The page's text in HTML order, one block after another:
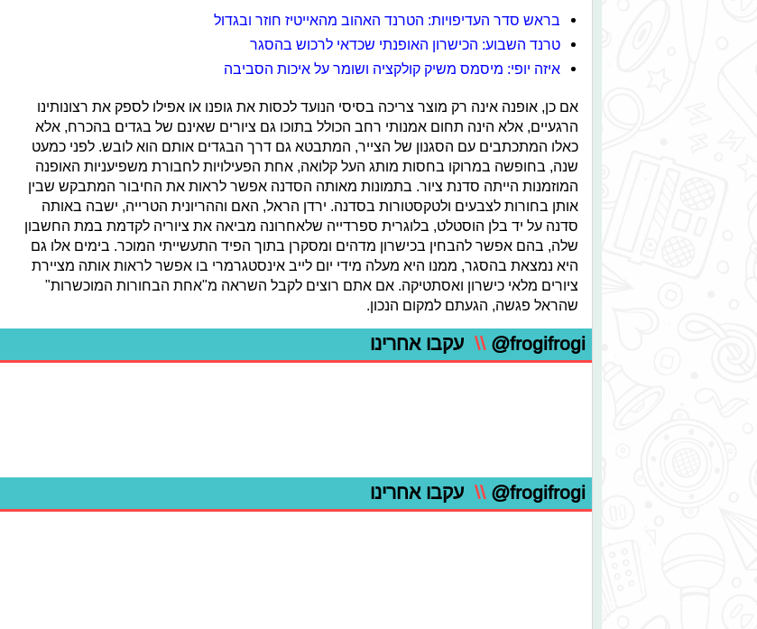
בראש סדר העדיפויות: הטרנד האהוב מהאייטיז חוזר ובגדול
טרנד השבוע: הכישרון האופנתי שכדאי לרכוש בהסגר
איזה יופי: מיסמס משיק קולקציה ושומר על איכות הסביבה
אם כן, אופנה אינה רק מוצר צריכה בסיסי הנועד לכסות את גופנו או אפילו לספק את רצונותינו
הרגעיים, אלא הינה תחום אמנותי רחב הכולל בתוכו גם ציורים שאינם של בגדים בהכרח, אלא
כאלו המתכתבים עם הסגנון של הצייר, המתבטא גם דרך הבגדים אותם הוא לובש. לפני כמעט
שנה, בחופשה במרוקו בחסות מותג העל קלואה, אחת הפעילויות לחבורת משפיעניות האופנה
המוזמנות הייתה סדנת ציור. בתמונות מאותה הסדנה אפשר לראות את החיבור המתבקש שבין
אותן בחורות לצבעים ולטקסטורות בסדנה. ירדן הראל, האם וההריונית הטרייה, ישבה באותה
סדנה על יד בלן הוסטלט, בלוגרית ספרדייה שלאחרונה מביאה את ציוריה לקדמת במת החשבון
שלה, בהם אפשר להבחין בכישרון מדהים ומסקרן בתוך הפיד התעשייתי המוכר. בימים אלו גם
היא נמצאת בהסגר, ממנו היא מעלה מידי יום לייב אינסטגרמרי בו אפשר לראות אותה מציירת
ציורים מלאי כישרון ואסתטיקה. אם אתם רוצים לקבל השראה מ"אחת הבחורות המוכשרות"
שהראל פגשה, הגעתם למקום הנכון.
@frogifrogi
\\ עקבו אחרינו
@frogifrogi
\\ עקבו אחרינו